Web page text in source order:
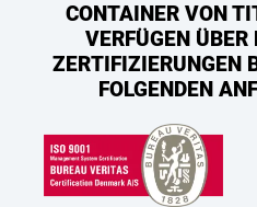
CONTAINER VON
VERFÜGEN ÜBER
ZERTIFIZIERUNGEN
FOLGENDEN